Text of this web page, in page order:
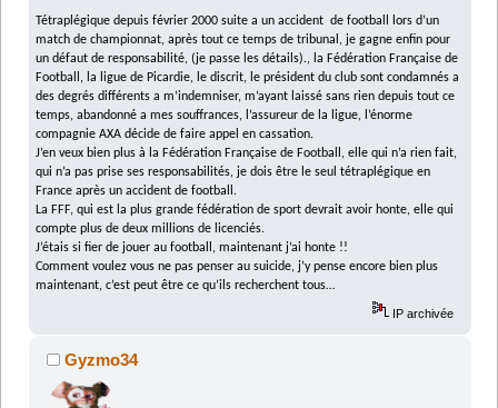
Tétraplégique depuis février 2000 suite a un accident de football lors d’un
match de championnat, après tout ce temps de tribunal, je gagne enfin pour
un défaut de responsabilité, (je passe les détails)., la Fédération Française de
Football, la ligue de Picardie, le discrit, le président du club sont condamnés a
des degrés différents a m’indemniser, m’ayant laissé sans rien depuis tout ce
temps, abandonné a mes souffrances, l’assureur de la ligue, l’énorme
compagnie AXA décide de faire appel en cassation.
J’en veux bien plus à la Fédération Française de Football, elle qui n’a rien fait,
qui n’a pas prise ses responsabilités, je dois être le seul tétraplégique en
France après un accident de football.
La FFF, qui est la plus grande fédération de sport devrait avoir honte, elle qui
compte plus de deux millions de licenciés.
J’étais si fier de jouer au football, maintenant j’ai honte !!
Comment voulez vous ne pas penser au suicide, j’y pense encore bien plus
maintenant, c’est peut être ce qu’ils recherchent tous…
IP archivée
Gyzmo34